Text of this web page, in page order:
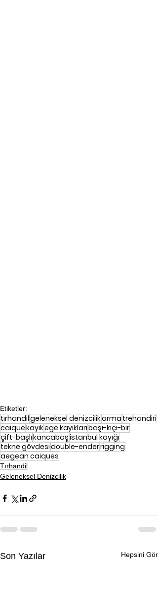
Etiketler:
tırhandilgeleneksel denizcilikarma trehandiri
caiquekayıkege kayıklarıbaşı-kıçı-bir
çift-başlıkancabaşistanbul kayığı
tekne gövdesidouble-enderrigging
aegean caiques
Tırhandil
Geleneksel Denizcilik
Son Yazılar Hepsini Gör